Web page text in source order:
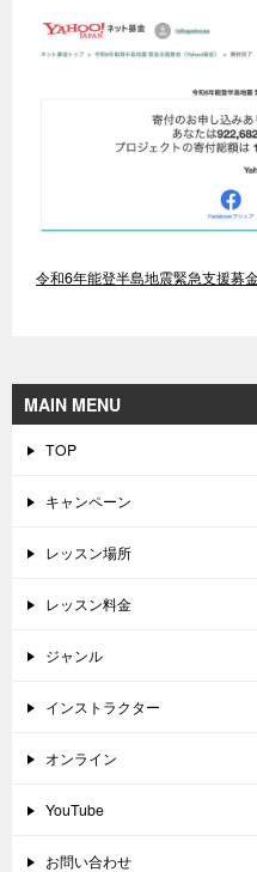
令和6年能登半島地震緊急支援募
MAIN MENU
TOP
キャンペーン
レッスン場所
レッスン料金
ジャンル
インストラクター
オンライン
YouTube
お問い合わせ